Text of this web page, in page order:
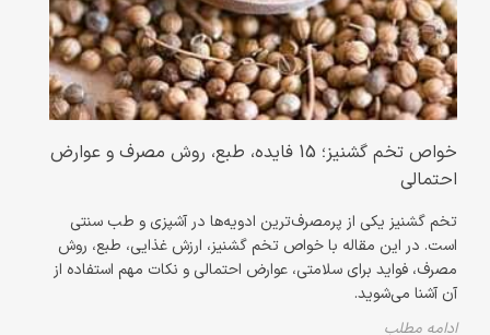
خواص تخم گشنیز؛ 15 فایده، طبع، روش مصرف و عوارض
احتمالی
تخم گشنیز یکی از پرمصرف‌ترین ادویه‌ها در آشپزی و طب سنتی
است. در این مقاله با خواص تخم گشنیز، ارزش غذایی، طبع، روش
مصرف، فواید برای سلامتی، عوارض احتمالی و نکات مهم استفاده از
آن آشنا می‌شوید.
ادامه مطلب